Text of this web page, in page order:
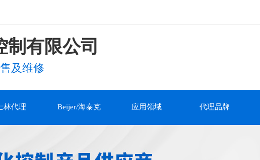
有限公司
及维修
林代理 Beijer/海泰克 应用领域 代理品牌